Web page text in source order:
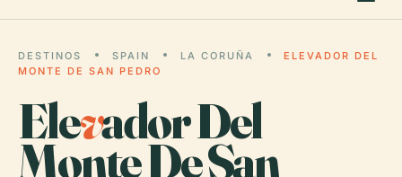
DESTINOS SPAIN LA CORUÑA
ELEVADOR DEL
MONTE DE SAN PEDRO
Elevador Del
Monte De San